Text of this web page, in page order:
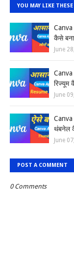
YOU MAY LIKE
Canva
कैसे
June
रिज्यूम
June
थंबनेल
June
POST A COMMENT
0 Comments